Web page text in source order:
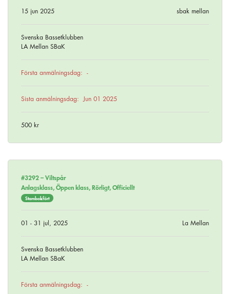
15 jun 2025 sbak mellan
Svenska Bassetklubben
LA Mellan SBaK
Första anmälningsdag: -
Sista anmälningsdag:Jun 01 2025
500 kr
#3292 –Viltspår
Anlagsklass, Öppen klass, Rörligt, Officiellt
Stambokfört
01 - 31 jul, 2025 La Mellan
Svenska Bassetklubben
LA Mellan SBaK
Första anmälningsdag: -